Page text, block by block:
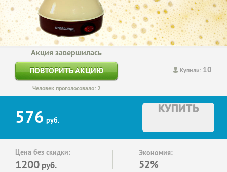
Купили: 10
Акция завершилась
ПОВТОРИТЬ АКЦИЮ
Человек проголосовало: 2
576 руб.
КУПИТЬ
Цена без скидки:
1200 руб.
Экономия:
52%